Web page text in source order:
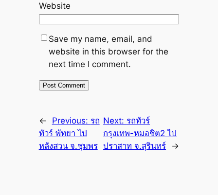
Website
Save my name, email, and
website in this browser for the
next time I comment.
← Previous: รถ
ทัวร์ พัทยา ไป
หลังสวน จ.ชุมพร
Next: รถทัวร์
กรุงเทพ-หมอชิต2 ไป
ปราสาท จ.สุรินทร์
→